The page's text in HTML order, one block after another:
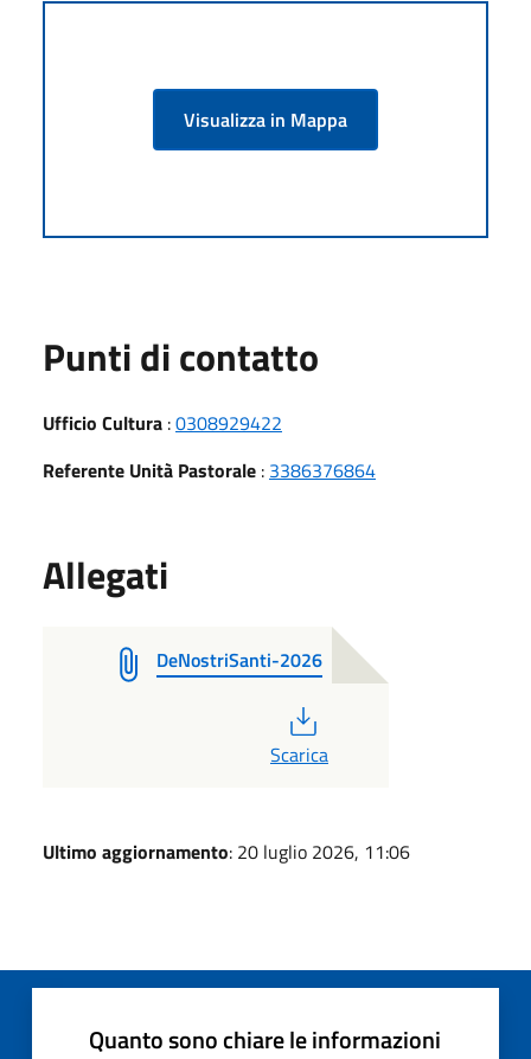
Visualizza in Mappa
Punti di contatto
Ufficio Cultura :0308929422
Referente Unità Pastorale : 3386376864
Allegati
DeNostriSanti-2026
Scarica
Ultimo aggiornamento: 20 luglio 2026, 11:06
Quanto sono chiare le informazioni